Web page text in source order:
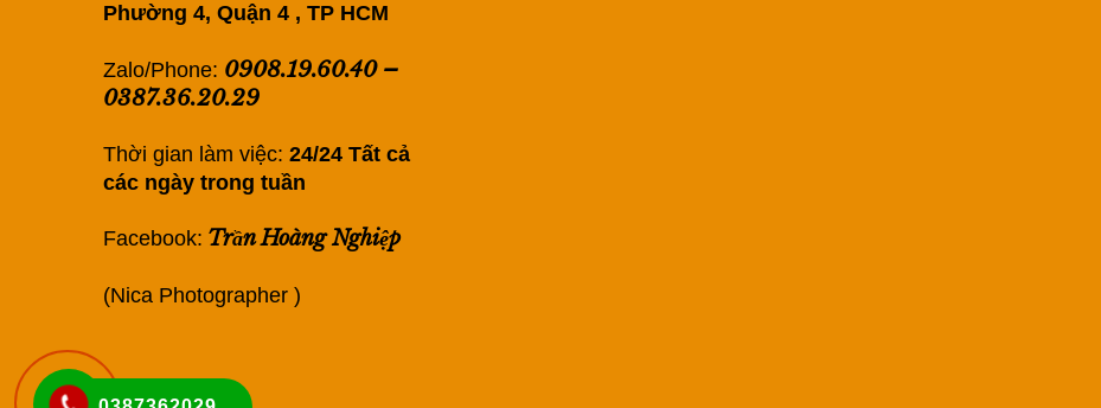
Phường 4, Quận 4 , TP HCM
Zalo/Phone: 0908.19.60.40–
0387.36.20.29
Thời gian làm việc: 24/24 Tất cả
các ngày trong tuần
Facebook: Trần Hoàng Nghiệp
(Nica Photographer )